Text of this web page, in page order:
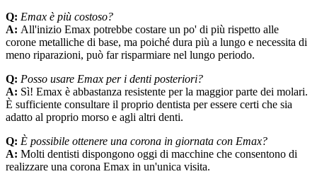
Q: Emax è più costoso?
A: All'inizio Emax potrebbe costare un po' di più rispetto alle
corone metalliche di base, ma poiché dura più a lungo e necessita di
meno riparazioni, può far risparmiare nel lungo periodo.
Q: Posso usare Emax per i denti posteriori?
A: Sì! Emax è abbastanza resistente per la maggior parte dei molari.
È sufficiente consultare il proprio dentista per essere certi che sia
adatto al proprio morso e agli altri denti.
Q: È possibile ottenere una corona in giornata con Emax?
A: Molti dentisti dispongono oggi di macchine che consentono di
realizzare una corona Emax in un'unica visita.